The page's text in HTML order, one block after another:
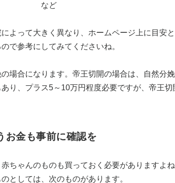
制度 など
によって大きく異なり、ホームページ上に目安
で参考にしてみてくださいね。
の場合になります。帝王切開の場合は、自然分
り、プラス5～10万円程度必要ですが、帝王切
お金も事前に確認を
ちゃんのものも買っておく必要がありますよ
としては、次のものがあります。